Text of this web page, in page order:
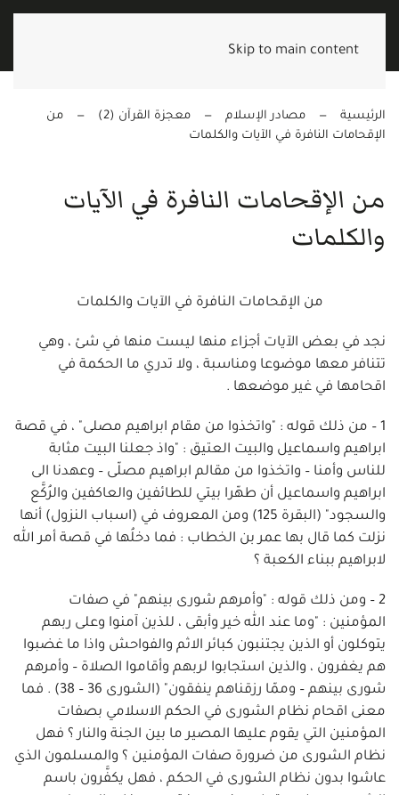
Skip to main content
الرئيسية مصادر الإسلام معجزة القرآن (2)
من
الإقحامات النافرة في الآيات والكلمات
من الإقحامات النافرة في الآيات
والكلمات
من الإقحامات النافرة في الآيات والكلمات
نجد في بعض الآيات أجزاء منها ليست منها في شئ ، وهي
تتنافر معها موضوعا ومناسبة ، ولا تدري ما الحكمة في
اقحامها في غير موضعها .
1 – من ذلك قوله : "واتخذوا من مقام ابراهيم مصلى" ، في قصة
ابراهيم واسماعيل والبيت العتيق : "واذ جعلنا البيت مثابة
للناس وأمنا – واتخذوا من مقالم ابراهيم مصلّى – وعهدنا الى
ابراهيم واسماعيل أن طهّرا بيتي للطائفين والعاكفين والرُكَّع
والسجود" (البقرة 125) ومن المعروف في (اسباب النزول) أنها
نزلت كما قال بها عمر بن الخطاب : فما دخلُها في قصة أمر الله
لابراهيم ببناء الكعبة ؟
2 – ومن ذلك قوله : "وأمرهم شورى بينهم" في صفات
المؤمنين : "وما عند الله خير وأبقى ، للذين آمنوا وعلى ربهم
يتوكلون أو الذين يجتنبون كبائر الاثم والفواحش واذا ما غضبوا
هم يغفرون ، والذين استجابوا لربهم وأقاموا الصلاة – وأمرهم
شورى بينهم – وممّا رزقناهم ينفقون" (الشورى 36 – 38) . فما
معنى اقحام نظام الشورى في الحكم الاسلامي بصفات
المؤمنين التي يقوم عليها المصير ما بين الجنة والنار ؟ فهل
نظام الشورى من ضرورة صفات المؤمنين ؟ والمسلمون الذي
عاشوا بدون نظام الشورى في الحكم ، فهل يكفَّرون باسم